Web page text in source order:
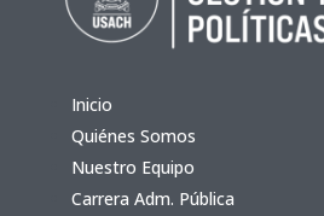
Inicio
Quiénes Somos
Nuestro Equipo
Carrera Adm. Pública